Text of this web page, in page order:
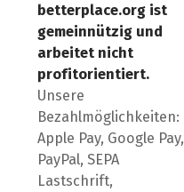
betterplace.org ist
gemeinnützig und
arbeitet nicht
profitorientiert.
Unsere
Bezahlmöglichkeiten:
Apple Pay, Google Pay,
PayPal, SEPA
Lastschrift,